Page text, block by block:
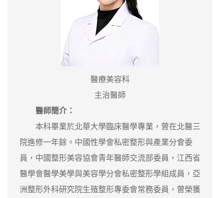
醫療美容科
主治醫師
醫師簡介：
本科畢業於北華大學臨床醫學專業，曾在北醫三
院進修一年餘。中國性學會私密整形與產業分會委
員，中國整形美容協會青年醫師交流部委員，江西省
醫學會醫學美學與美容學分會私密整形學組成員，亞
洲整形外科研究院生殖整形專委會常務委員，曾榮獲